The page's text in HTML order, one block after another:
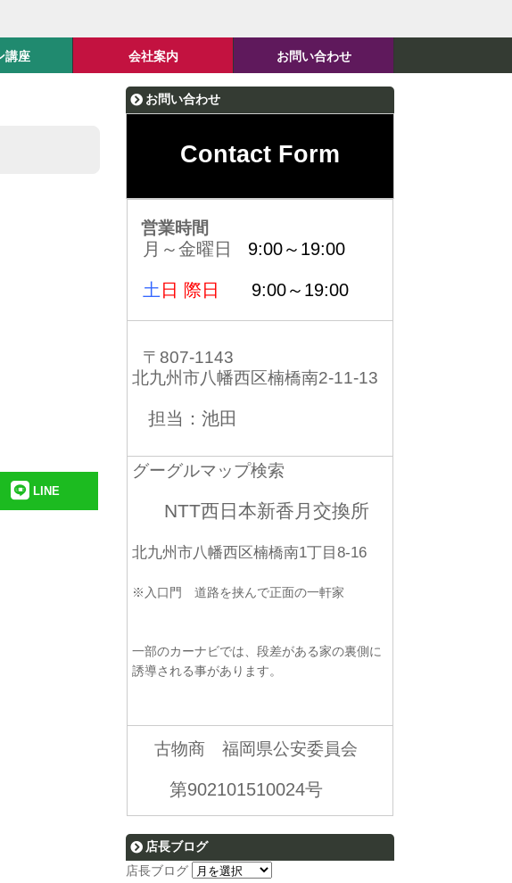
講座 会社案内 お問い合わせ
LINE
お問い合わせ
Contact Form
営業時間
月～金曜日 9:00～19:00
土 日 際日 9:00～19:00
〒807-1143
北九州市八幡西区楠橋南2-11-13
担当：池田
グーグルマップ検索
NTT西日本新香月交換所
北九州市八幡西区楠橋南1丁目8-16
※入口門 道路を挟んで正面の一軒家
一部のカーナビでは、段差がある家の裏側に
誘導される事があります。
古物商 福岡県公安委員会
第902101510024号
店長ブログ
店長ブログ